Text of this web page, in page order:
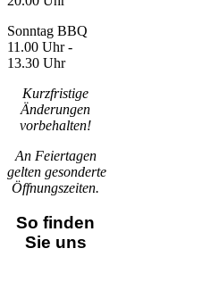
Sonntag BBQ
11.00 Uhr -
13.30 Uhr
Kurzfristige
Änderungen
vorbehalten!
An Feiertagen
gelten gesonderte
Öffnungszeiten.
So finden
Sie uns